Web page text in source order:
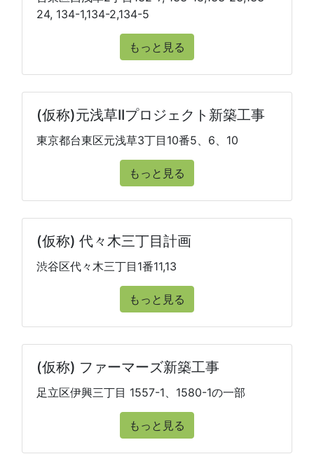
24, 134-1,134-2,134-5
もっと見る
(仮称)元浅草IIプロジェクト新築工事
東京都台東区元浅草3丁目10番5、6、10
もっと見る
(仮称) 代々木三丁目計画
渋谷区代々木三丁目1番11,13
もっと見る
(仮称) ファーマーズ新築工事
足立区伊興三丁目 1557-1、1580-1の一部
もっと見る